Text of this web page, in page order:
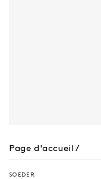
Page d'accueil /
SOEDER